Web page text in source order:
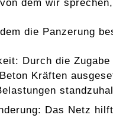
dem wir
die Panzerung
Durch die
Kräften
Das Netz